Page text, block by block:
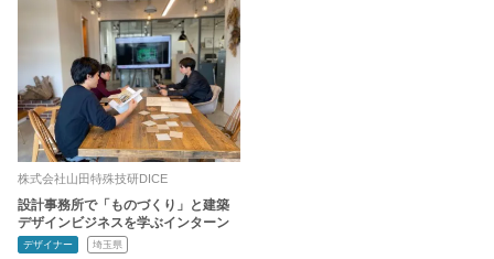
株式会社山田特殊技研DICE
設計事務所で「ものづくり」と建築
デザインビジネスを学ぶインターン
デザイナー 埼玉県